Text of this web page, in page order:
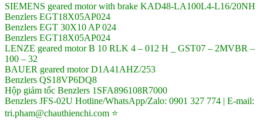
SIEMENS geared motor with brake KAD48-LA100L4-L16/20NH
Benzlers EGT18X05AP024
Benzlers EGT 30X10 AP 024
Benzlers EGT18X05AP024
LENZE geared motor B 10 RLK 4 – 012 H _ GST07 – 2MVBR –
100 – 32
BAUER geared motor D1A41AHZ/253
Benzlers QS18VP6DQ8
Hộp giảm tốc Benzlers 1SFA896108R7000
Benzlers JFS-02U Hotline/WhatsApp/Zalo: 0901 327 774 | E-mail:
tri.pham@chauthienchi.com ⭐